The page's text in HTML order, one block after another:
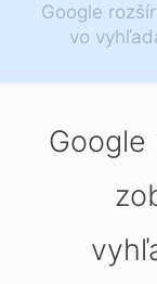
Google
vo
Google